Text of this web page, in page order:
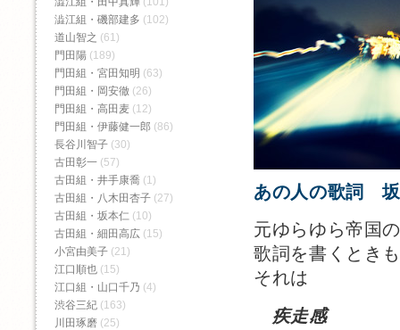
あの人の歌詞
元ゆらゆら帝国
歌詞を書くとき
それは
疾走感
澁江組・磯部建多 (102)
道山智之 (61)
門田陽 (189)
門田組・宮田知明 (63)
門田組・岡安徹 (26)
門田組・高田麦 (12)
門田組・伊藤健一郎 (86)
長谷川智子 (30)
古田彰一 (57)
古田組・井手康喬 (1)
古田組・八木田杏子 (27)
古田組・坂本仁 (10)
古田組・細田高広 (15)
小宮由美子 (21)
江口順也 (15)
江口組・山口千乃 (4)
渋谷三紀 (163)
川田琢磨 (25)